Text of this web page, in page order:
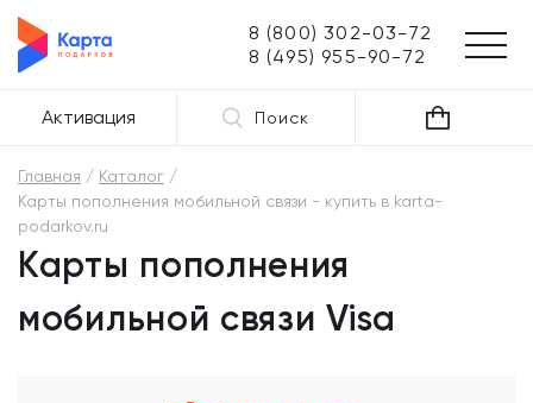
8 (800) 302-03-72
8 (495) 955-90-72
Активация Поиск
Главная
Каталог
Карты пополнения мобильной связи - купить в karta-
podarkov.ru
Карты пополнения
мобильной связи Visa